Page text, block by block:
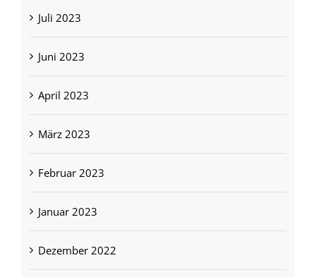
Juli 2023
Juni 2023
April 2023
März 2023
Februar 2023
Januar 2023
Dezember 2022